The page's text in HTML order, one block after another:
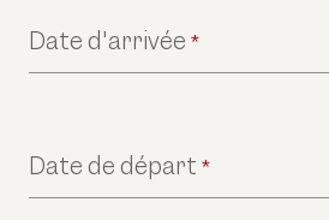
Date d'arrivée *
Date de départ *